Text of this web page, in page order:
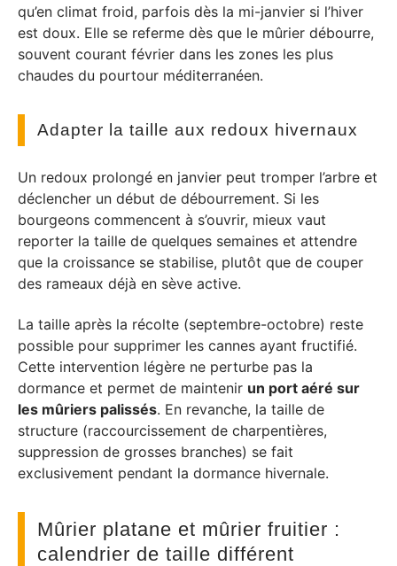
qu’en climat froid, parfois dès la mi-janvier si l’hiver
est doux. Elle se referme dès que le mûrier débourre,
souvent courant février dans les zones les plus
chaudes du pourtour méditerranéen.
Adapter la taille aux redoux hivernaux
Un redoux prolongé en janvier peut tromper l’arbre et
déclencher un début de débourrement. Si les
bourgeons commencent à s’ouvrir, mieux vaut
reporter la taille de quelques semaines et attendre
que la croissance se stabilise, plutôt que de couper
des rameaux déjà en sève active.
La taille après la récolte (septembre-octobre) reste
possible pour supprimer les cannes ayant fructifié.
Cette intervention légère ne perturbe pas la
dormance et permet de maintenir un port aéré sur
les mûriers palissés. En revanche, la taille de
structure (raccourcissement de charpentières,
suppression de grosses branches) se fait
exclusivement pendant la dormance hivernale.
Mûrier platane et mûrier fruitier :
calendrier de taille différent